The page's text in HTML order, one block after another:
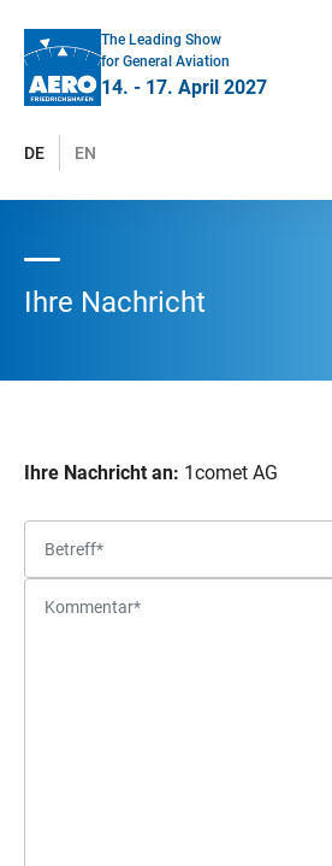
The Leading Show
for General Aviation
14. - 17. April 2027
DE EN
Ihre Nachricht
Ihre Nachricht an: 1comet AG